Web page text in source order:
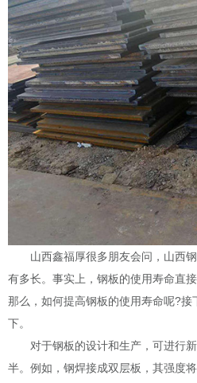
山西鑫福厚很多朋友会问，山西
有多长。事实上，钢板的使用寿命直
那么，如何提高钢板的使用寿命呢?接
下。
对于钢板的设计和生产，可进行
半。例如，钢焊接成双层板，其强度